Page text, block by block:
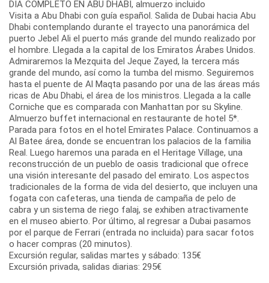
DIA COMPLETO EN ABU DHABI, almuerzo incluido
Visita a Abu Dhabi con guía español. Salida de Dubai hacia Abu
Dhabi contemplando durante el trayecto una panorámica del
puerto Jebel Ali el puerto más grande del mundo realizado por
el hombre. Llegada a la capital de los Emiratos Árabes Unidos.
Admiraremos la Mezquita del Jeque Zayed, la tercera más
grande del mundo, así como la tumba del mismo. Seguiremos
hasta el puente de Al Maqta pasando por una de las áreas más
ricas de Abu Dhabi, el área de los ministros. Llegada a la calle
Corniche que es comparada con Manhattan por su Skyline.
Almuerzo buffet internacional en restaurante de hotel 5*.
Parada para fotos en el hotel Emirates Palace. Continuamos a
Al Batee área, donde se encuentran los palacios de la familia
Real. Luego haremos una parada en el Heritage Village, una
reconstrucción de un pueblo de oasis tradicional que ofrece
una visión interesante del pasado del emirato. Los aspectos
tradicionales de la forma de vida del desierto, que incluyen una
fogata con cafeteras, una tienda de campaña de pelo de
cabra y un sistema de riego falaj, se exhiben atractivamente
en el museo abierto. Por último, al regresar a Dubai pasamos
por el parque de Ferrari (entrada no incluida) para sacar fotos
o hacer compras (20 minutos).
Excursión regular, salidas martes y sábado: 135€
Excursión privada, salidas diarias: 295€